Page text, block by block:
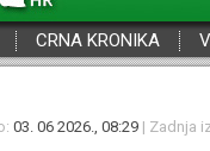
CRNA KRONIKA
03. 06 2026., 08:29 | Zadnja